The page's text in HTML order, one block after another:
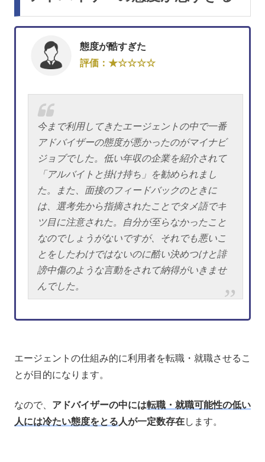
態度が酷すぎた
評価：★☆☆☆☆
今まで利用してきたエージェントの中で一番
アドバイザーの態度が悪かったのがマイナビ
ジョブでした。低い年収の企業を紹介されて
「アルバイトと掛け持ち」を勧められまし
た。また、面接のフィードバックのときに
は、選考先から指摘されたことでタメ語でキ
ツ目に注意された。自分が至らなかったこと
なのでしょうがないですが、それでも悪いこ
とをしたわけではないのに酷い決めつけと誹
謗中傷のような言動をされて納得がいきませ
んでした。
エージェントの仕組み的に利用者を転職・就職させるこ
とが目的になります。
なので、 アドバイザーの中には転職・就職可能性の低い
人には冷たい態度をとる 人が一定数存在します。